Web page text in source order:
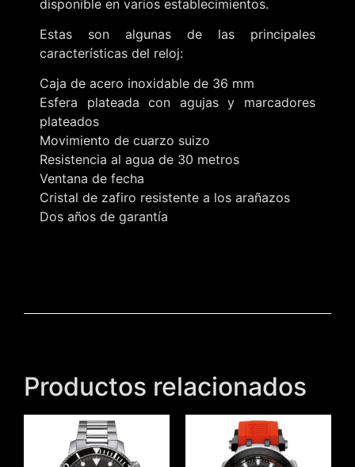
disponible en varios establecimientos.
Estas son algunas de las principales
características del reloj:
Caja de acero inoxidable de 36 mm
Esfera plateada con agujas y marcadores
plateados
Movimiento de cuarzo suizo
Resistencia al agua de 30 metros
Ventana de fecha
Cristal de zafiro resistente a los arañazos
Dos años de garantía
Productos relacionados